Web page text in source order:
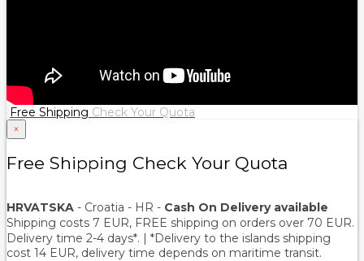
Free Shipping Check Your Quota
×
Free Shipping Check Your Quota
HRVATSKA - Croatia - HR - Cash On Delivery available
Shipping costs 7 EUR, FREE shipping on orders over 70 EUR.
Delivery time 2-4 days*. | *Delivery to the islands shipping
cost 14 EUR, delivery time depends on maritime transit.